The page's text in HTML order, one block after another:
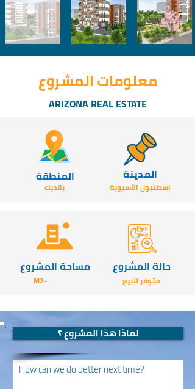
المنطقة
بانديك
المدينة
اسطنبول الآسيوية
مساحة المشروع
-M2
حالة المشروع
متوفر للبيع
معلومات المشروع
ARIZONA REAL ESTATE
How can we do better next time?
لماذا هذا المشروع ؟